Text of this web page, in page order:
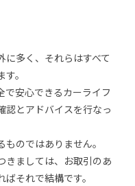
多く、それらはすべて
。
で安心できるカーライフ
認とアドバイスを行なっ
のではありません。
きましては、お取引のあ
それで結構です。